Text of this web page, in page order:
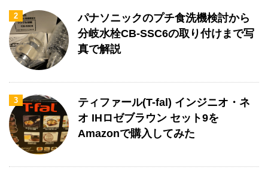
2
パナソニックのプチ食洗機検討から
分岐水栓CB-SSC6の取り付けまで写
真で解説
3
ティファール(T-fal) インジニオ・ネ
オ IHロゼブラウン セット9を
Amazonで購入してみた